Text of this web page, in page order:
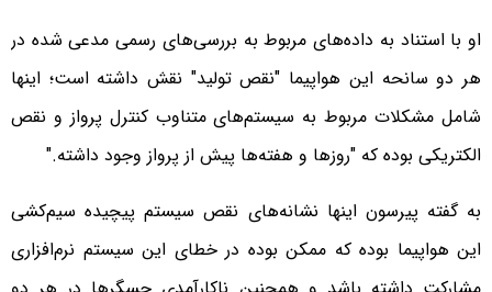
او با استناد به داده‌های مربوط به بررسی‌های رسمی مدعی شده در
هر دو سانحه این هواپیما "نقص تولید" نقش داشته است؛ اینها
شامل مشکلات مربوط به سیستم‌های متناوب کنترل پرواز و نقص
الکتریکی بوده که "روزها و هفته‌ها پیش از پرواز وجود داشته."
به گفته پیرسون اینها نشانه‌های نقص سیستم پیچیده سیم‌کشی
این هواپیما بوده که ممکن بوده در خطای این سیستم نرم‌افزاری